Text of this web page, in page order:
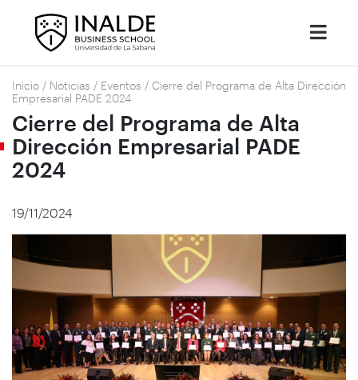
Inicio / Noticias / Eventos / Cierre del Programa de Alta Dirección
Empresarial PADE 2024
Cierre del Programa de Alta
Dirección Empresarial PADE
2024
19/11/2024